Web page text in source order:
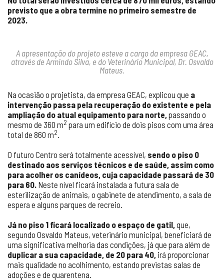
previsto que a obra termine no primeiro semestre de
2023.
A apresentação do projeto esteve a cargo da empresa GEAC,
através de Armindo Silva, e do Veterinário Municipal, Dr. Osvaldo
Mateus.
Na ocasião o projetista, da empresa GEAC, explicou que a
intervenção passa pela recuperação do existente e pela
ampliação do atual equipamento para norte,passando o
mesmo de 360 m2 para um edifício de dois pisos com uma área
total de 860 m2.
O futuro Centro será totalmente acessível, sendo o piso 0
destinado aos serviços técnicos e de saúde, assim como
para acolher os canídeos, cuja capacidade passará de 30
para 60. Neste nível ficará instalada a futura sala de
esterilização de animais, o gabinete de atendimento, a sala de
espera e alguns parques de recreio.
Já no piso 1 ficará localizado o espaço de gatil,que,
segundo Osvaldo Mateus, veterinário municipal, beneficiará de
uma significativa melhoria das condições, já que para além de
duplicar a sua capacidade, de 20 para 40, irá proporcionar
mais qualidade no acolhimento, estando previstas salas de
adoções e de quarentena.